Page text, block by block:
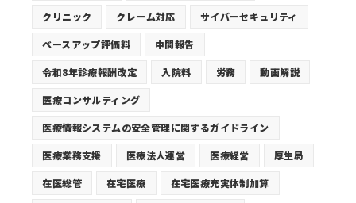
クリニック クレーム対応 サイバーセキュリティ
ベースアップ評価料 中間報告
令和8年診療報酬改定 入院料 労務 動画解説
医療コンサルティング
医療情報システムの安全管理に関するガイドライン
医療業務支援 医療法人運営 医療経営 厚生局
在医総管 在宅医療 在宅医療充実体制加算